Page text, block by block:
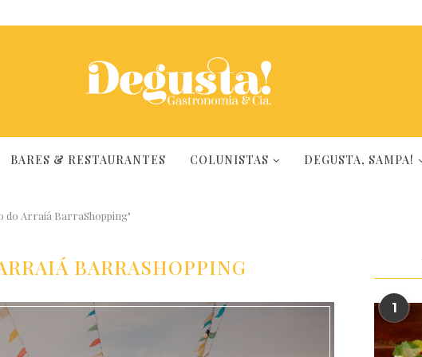
BARES & RESTAURANTES COLUNISTAS DEGUSTA, SAMPA!
do Arraiá BarraShopping"
BARRASHOPPING
1